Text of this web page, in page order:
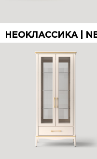
НЕОКЛАССИКА |